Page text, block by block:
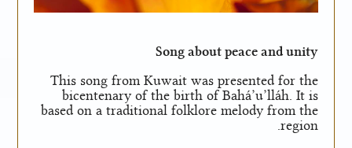
Song about peace and unity
This song from Kuwait was presented for the
bicentenary of the birth of Bahá’u’lláh. It is
based on a traditional folklore melody from the
region.